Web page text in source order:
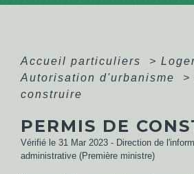
Accueil particuliers >
Autorisation d'urbanisme
>
construire
PERMIS DE
Vérifié le 31 Mar 2023 - Direction de
administrative (Première ministre)